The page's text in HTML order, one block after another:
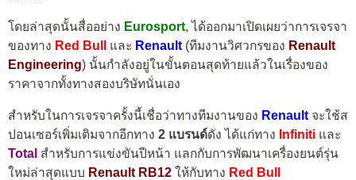
โดยล่าสุดนั้นสื่ออย่าง Eurosport, ได้ออกมาเปิดเผยว่าการเจรจา
ของทาง Red Bull และ Renault (ทีมงานวิศวกรของ Renault
Engineering) นั้นกำลังอยู่ในขั้นตอนสุดท้ายแล้วในเรื่องของ
ราคาจากทั้งทางสองบริษัทนั่นเอง
สำหรับในการเจรจาครั้งนี้เชื่อว่าทางทีมงานของ Renault จะใช้ส
ปอนเซอร์เพิ่มเติมจากอีกทาง 2 แบรนด์ดัง ได้แก่ทาง Infiniti และ
Total สำหรับการแข่งขันปีหน้า แลกกับการพัฒนาเครื่องยนต์รุ่น
ใหม่ล่าสุดแบบ Renault RB12 ให้กับทาง Red Bull